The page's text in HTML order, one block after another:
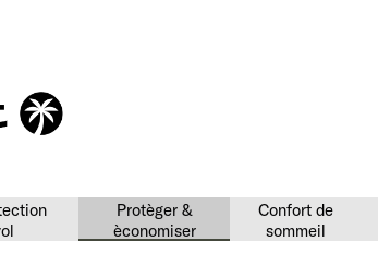
Protèger &
èconomiser
Confort de
sommeil